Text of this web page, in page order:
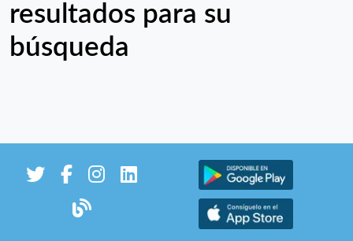
resultados para su
búsqueda